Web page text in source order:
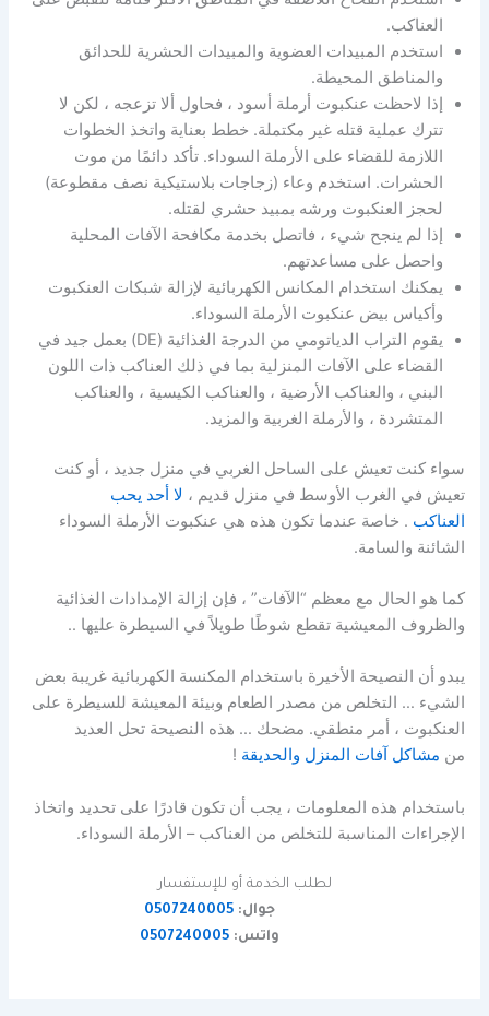
العناكب.
استخدم المبيدات العضوية والمبيدات الحشرية للحدائق
والمناطق المحيطة.
إذا لاحظت عنكبوت أرملة أسود ، فحاول ألا تزعجه ، لكن لا
تترك عملية قتله غير مكتملة. خطط بعناية واتخذ الخطوات
اللازمة للقضاء على الأرملة السوداء. تأكد دائمًا من موت
الحشرات. استخدم وعاء (زجاجات بلاستيكية نصف مقطوعة)
لحجز العنكبوت ورشه بمبيد حشري لقتله.
إذا لم ينجح شيء ، فاتصل بخدمة مكافحة الآفات المحلية
واحصل على مساعدتهم.
يمكنك استخدام المكانس الكهربائية لإزالة شبكات العنكبوت
وأكياس بيض عنكبوت الأرملة السوداء.
يقوم التراب الدياتومي من الدرجة الغذائية (DE) بعمل جيد في
القضاء على الآفات المنزلية بما في ذلك العناكب ذات اللون
البني ، والعناكب الأرضية ، والعناكب الكيسية ، والعناكب
المتشردة ، والأرملة الغربية والمزيد.
سواء كنت تعيش على الساحل الغربي في منزل جديد ، أو كنت
تعيش في الغرب الأوسط في منزل قديم ، لا أحد يحب
العناكب . خاصة عندما تكون هذه هي عنكبوت الأرملة السوداء
الشائنة والسامة.
كما هو الحال مع معظم “الآفات” ، فإن إزالة الإمدادات الغذائية
والظروف المعيشية تقطع شوطًا طويلاً في السيطرة عليها ..
يبدو أن النصيحة الأخيرة باستخدام المكنسة الكهربائية غريبة بعض
الشيء … التخلص من مصدر الطعام وبيئة المعيشة للسيطرة على
العنكبوت ، أمر منطقي. مضحك … هذه النصيحة تحل العديد
من مشاكل آفات المنزل والحديقة !
باستخدام هذه المعلومات ، يجب أن تكون قادرًا على تحديد واتخاذ
الإجراءات المناسبة للتخلص من العناكب – الأرملة السوداء.
لطلب الخدمة أو للإستفسار
جوال: 0507240005
واتس: 0507240005